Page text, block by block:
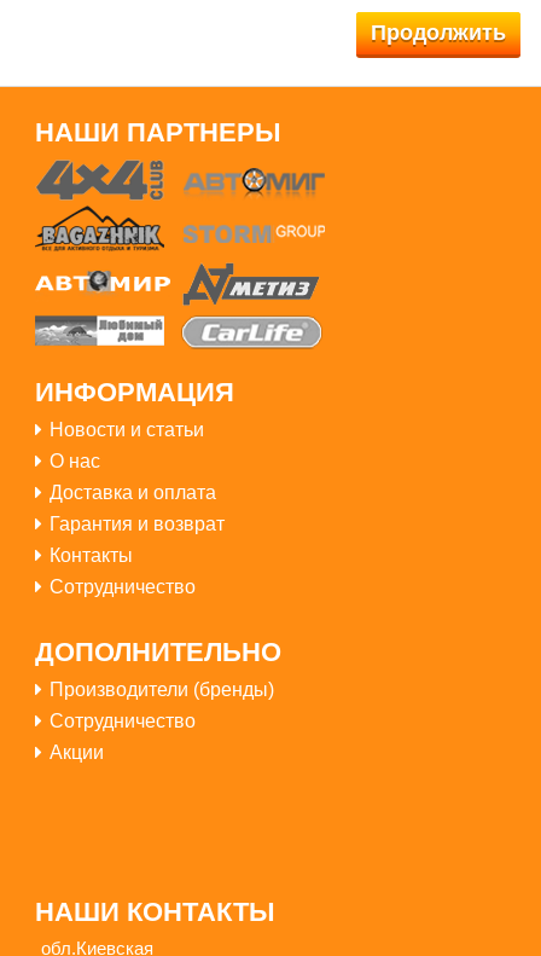
Продолжить
НАШИ ПАРТНЕРЫ
ИНФОРМАЦИЯ
Новости и статьи
О нас
Доставка и оплата
Гарантия и возврат
Контакты
Сотрудничество
ДОПОЛНИТЕЛЬНО
Производители (бренды)
Сотрудничество
Акции
НАШИ КОНТАКТЫ
обл.Киевская